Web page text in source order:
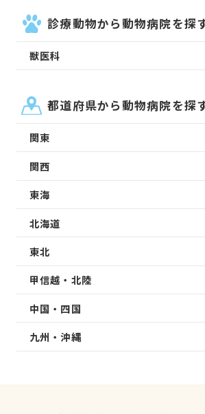
診療動物から動物病院を探
獣医科
都道府県から動物病院を探
関東
関西
東海
北海道
東北
甲信越・北陸
中国・四国
九州・沖縄